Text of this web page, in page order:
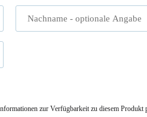
Nachname - optionale Angabe
zur Verfügbarkeit zu diesem Produkt